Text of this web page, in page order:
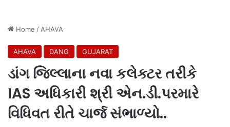
Home / AHAVA
AHAVA DANG GUJARAT
ડાંગ જિલ્લાના નવા કલેક્ટર તરીકે
IAS અધિકારી શ્રી એન.ડી.પરમારે
વિધિવત રીતે ચાર્જ સંભાળ્યો..